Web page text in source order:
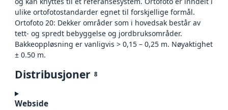
ulike ortofotostandarder egnet til forskjellige formål.
Ortofoto 20: Dekker områder som i hovedsak består av
tett- og spredt bebyggelse og jordbruksområder.
Bakkeoppløsning er vanligvis > 0,15 – 0,25 m. Nøyaktighet
± 0.50 m.
Distribusjoner 8
Webside